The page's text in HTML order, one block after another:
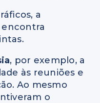
a
, por exemplo, a
às reuniões e
Ao mesmo
o